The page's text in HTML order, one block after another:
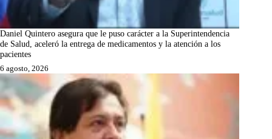
Daniel Quintero asegura que le puso carácter a la Superintendencia
de Salud, aceleró la entrega de medicamentos y la atención a los
pacientes
6 agosto, 2026